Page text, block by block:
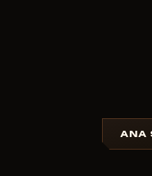
ANA